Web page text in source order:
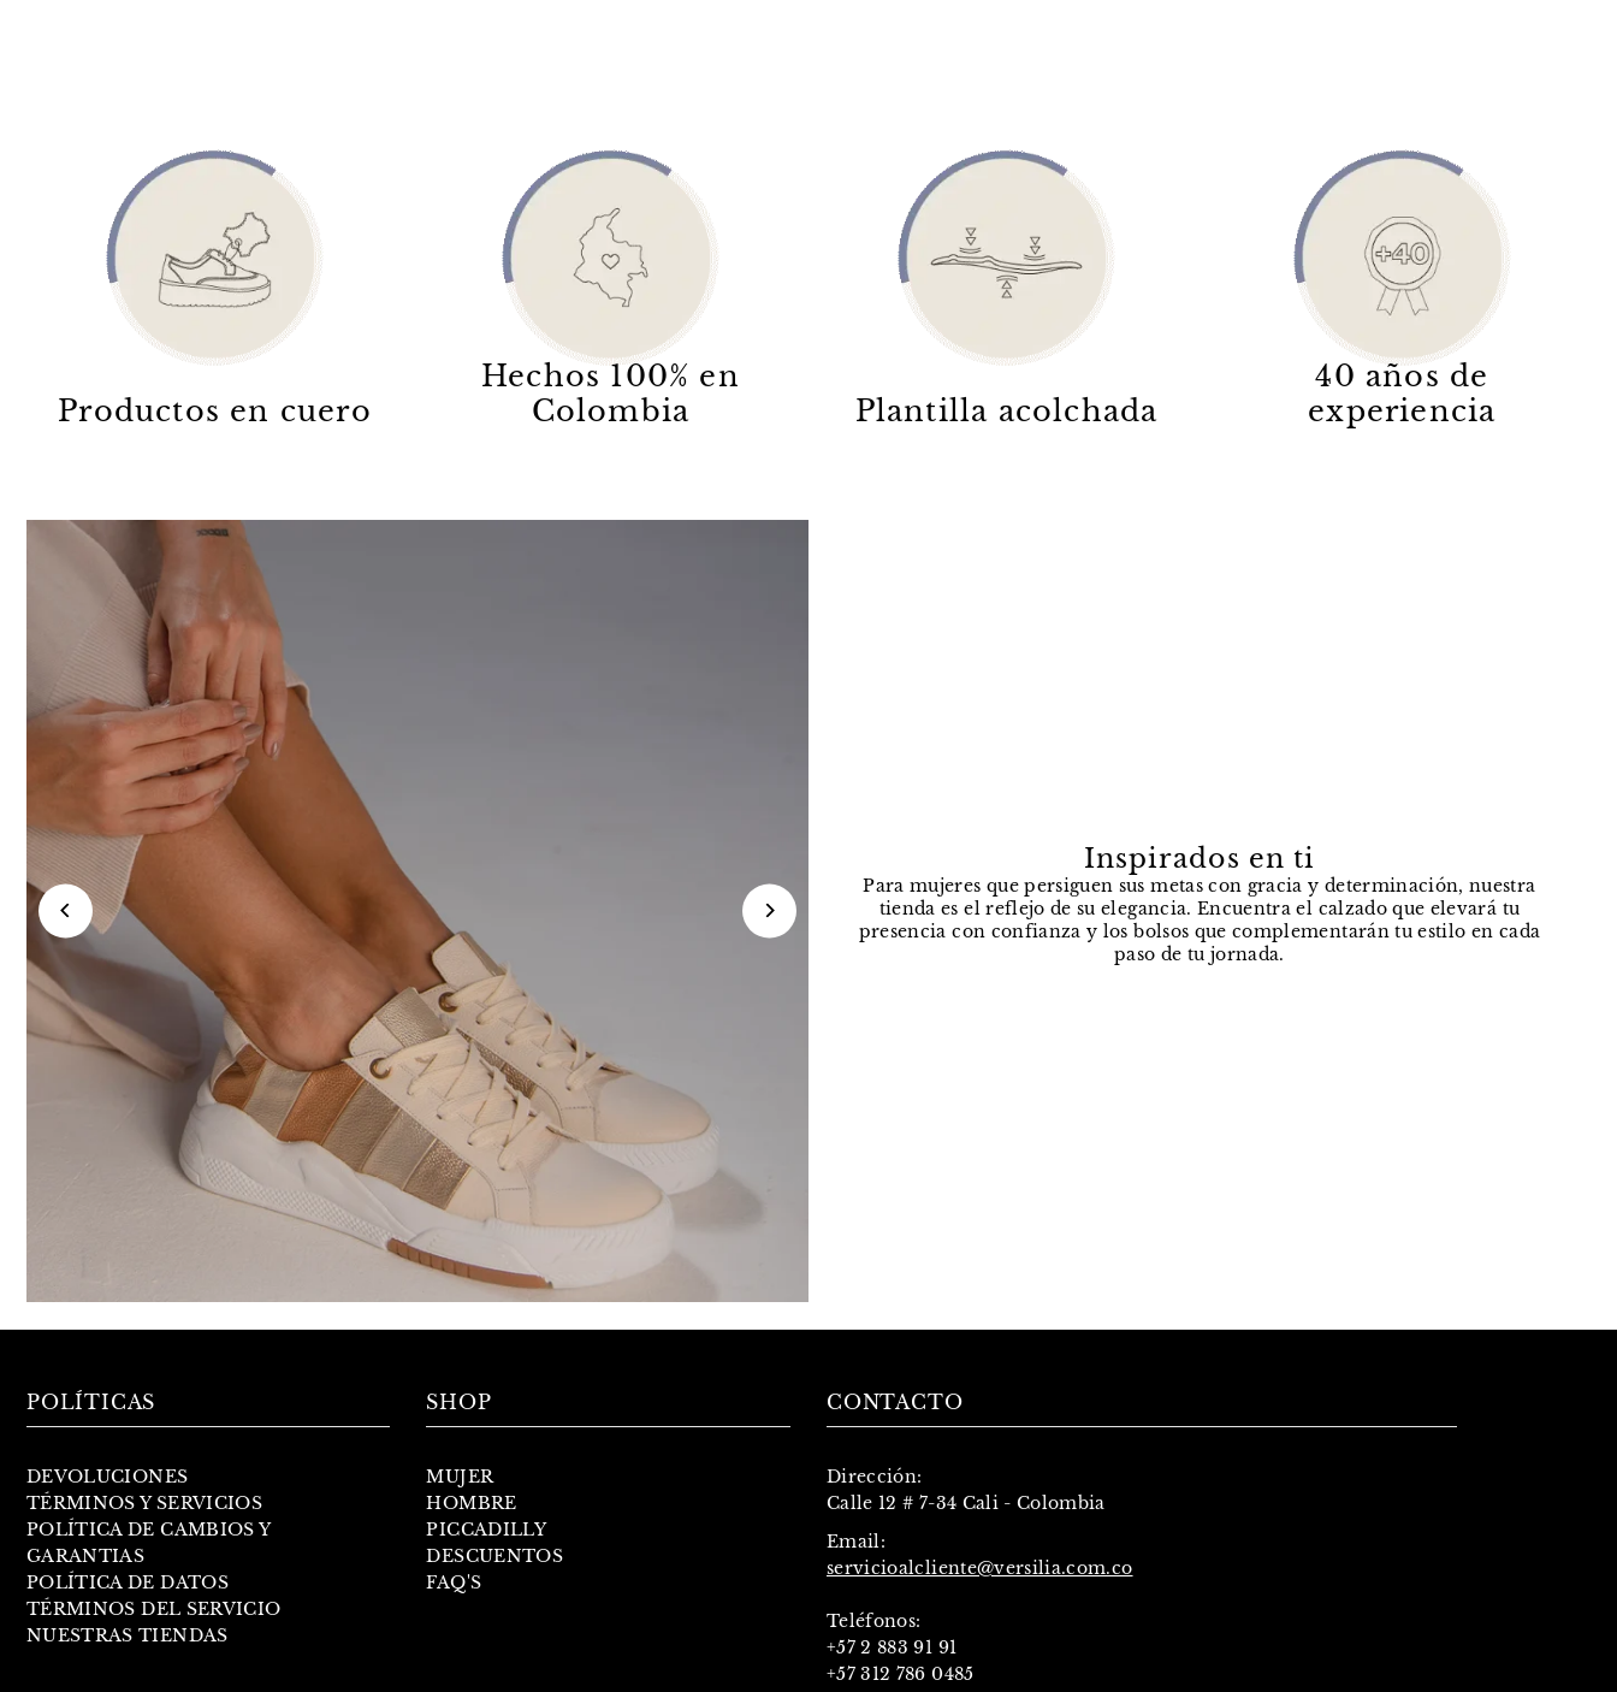
Productos en cuero
Hechos 100% en
Colombia
Plantilla acolchada
40 años de
experiencia
Inspirados en ti
Para mujeres que persiguen sus metas con gracia y determinación, nuestra
tienda es el reflejo de su elegancia. Encuentra el calzado que elevará tu
presencia con confianza y los bolsos que complementarán tu estilo en cada
paso de tu jornada.
POLÍTICAS
DEVOLUCIONES
TÉRMINOS Y SERVICIOS
POLÍTICA DE CAMBIOS Y
GARANTIAS
POLÍTICA DE DATOS
TÉRMINOS DEL SERVICIO
NUESTRAS TIENDAS
SHOP
MUJER
HOMBRE
PICCADILLY
DESCUENTOS
FAQ'S
CONTACTO
Dirección:
Calle 12 # 7-34 Cali - Colombia
Email:
servicioalcliente@versilia.com.co
Teléfonos:
+57 2 883 91 91
+57 312 786 0485